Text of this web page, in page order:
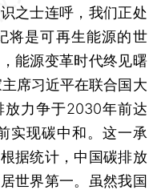
士连呼，我们正处
将是可再生能源的世
能源变革时代终见曙
席习近平在联合国大
放力争于2030年前达
实现碳中和。这一承
据统计，中国碳排放
世界第一。虽然我国